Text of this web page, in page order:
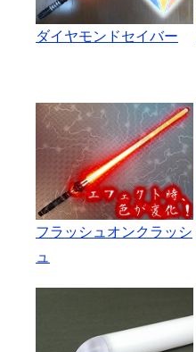
ダイヤモンドセイバー
フラッシュオンクラッシ
ュ